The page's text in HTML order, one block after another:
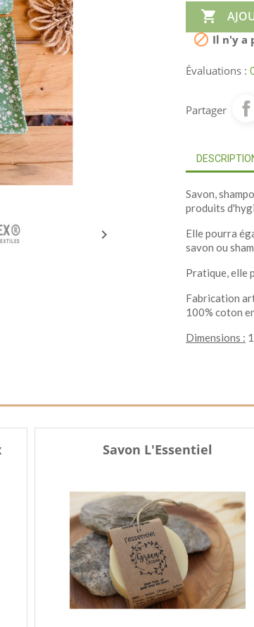


 Il n'y a
Évaluations :
Partager
Savon,
produits
Elle pourra
savon ou
Pratique, elle
Fabrication
100% coton
Dimensions :
Savon L'Essentiel